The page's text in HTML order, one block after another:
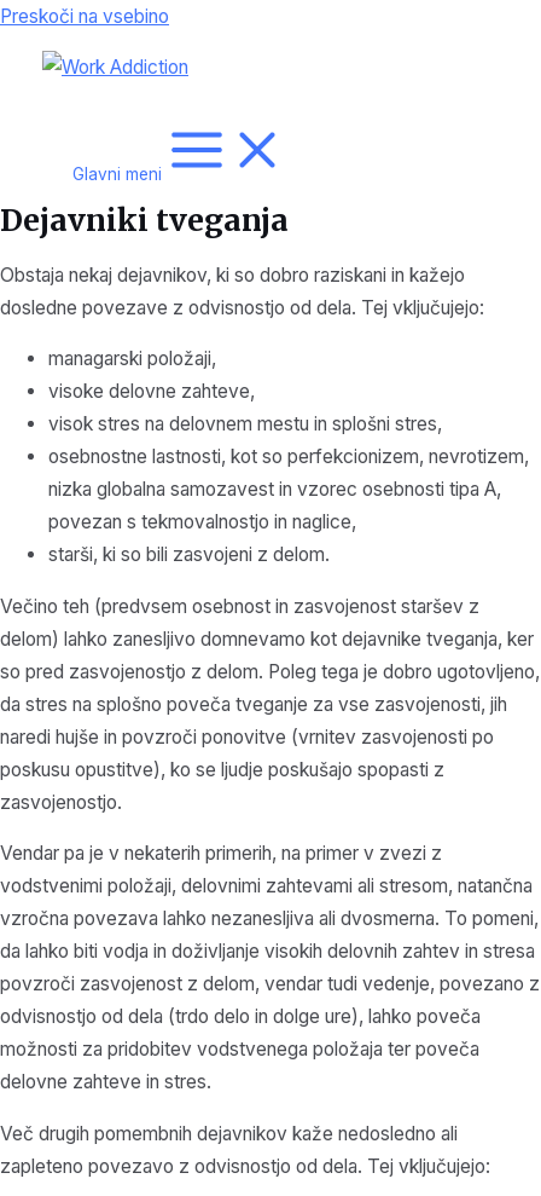
Preskoči na vsebino
Glavni meni
Dejavniki tveganja
Obstaja nekaj dejavnikov, ki so dobro raziskani in kažejo
dosledne povezave z odvisnostjo od dela. Tej vključujejo:
managarski položaji,
visoke delovne zahteve,
visok stres na delovnem mestu in splošni stres,
osebnostne lastnosti, kot so perfekcionizem, nevrotizem,
nizka globalna samozavest in vzorec osebnosti tipa A,
povezan s tekmovalnostjo in naglice,
starši, ki so bili zasvojeni z delom.
Večino teh (predvsem osebnost in zasvojenost staršev z
delom) lahko zanesljivo domnevamo kot dejavnike tveganja, ker
so pred zasvojenostjo z delom. Poleg tega je dobro ugotovljeno,
da stres na splošno poveča tveganje za vse zasvojenosti, jih
naredi hujše in povzroči ponovitve (vrnitev zasvojenosti po
poskusu opustitve), ko se ljudje poskušajo spopasti z
zasvojenostjo.
Vendar pa je v nekaterih primerih, na primer v zvezi z
vodstvenimi položaji, delovnimi zahtevami ali stresom, natančna
vzročna povezava lahko nezanesljiva ali dvosmerna. To pomeni,
da lahko biti vodja in doživljanje visokih delovnih zahtev in stresa
povzroči zasvojenost z delom, vendar tudi vedenje, povezano z
odvisnostjo od dela (trdo delo in dolge ure), lahko poveča
možnosti za pridobitev vodstvenega položaja ter poveča
delovne zahteve in stres.
Več drugih pomembnih dejavnikov kaže nedosledno ali
zapleteno povezavo z odvisnostjo od dela. Tej vključujejo: